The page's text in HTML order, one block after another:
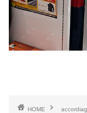
HOME